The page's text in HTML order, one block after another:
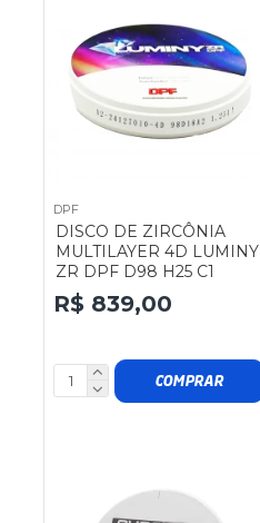
DPF
DISCO DE ZIRCÔNIA
MULTILAYER 4D LUMINY
ZR DPF D98 H25 C1
R$ 839,00
COMPRAR